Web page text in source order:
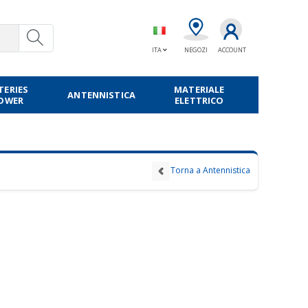
ITA NEGOZI ACCOUNT
ANTENNISTICA
MATERIALE
ELETTRICO
Torna a Antennistica